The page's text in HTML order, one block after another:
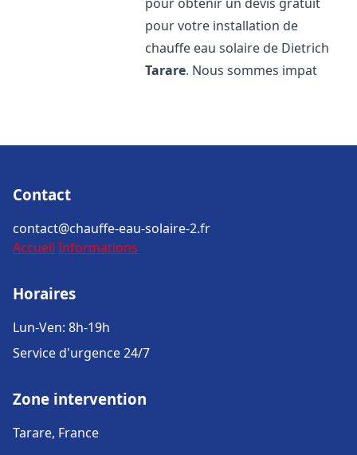
pour votre installation de
chauffe eau solaire de Dietrich
Tarare. Nous sommes impat
Contact
contact@chauffe-eau-solaire-2.fr
Accueil Informations
Horaires
Lun-Ven: 8h-19h
Service d'urgence 24/7
Zone intervention
Tarare, France